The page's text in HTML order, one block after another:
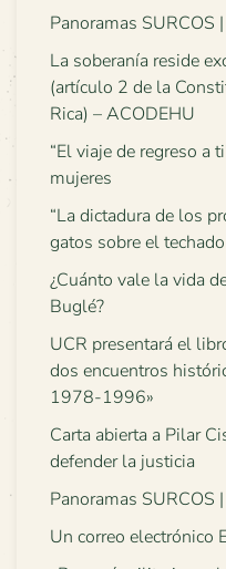
Panoramas
La soberanía reside
(artículo 2 de la
Rica) – ACODEHU
“El viaje de regreso a
mujeres
“La dictadura de los
gatos sobre el techado
¿Cuánto vale la vida
Buglé?
UCR presentará el
dos encuentros
1978-1996»
Carta abierta a Pilar
defender la justicia
Panoramas
Un correo electrónico